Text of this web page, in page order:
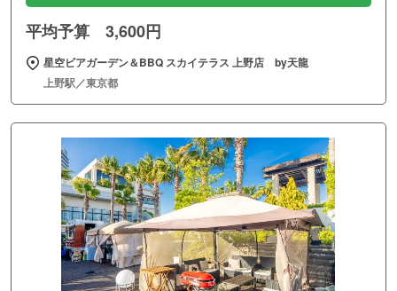
平均予算 3,600円
星空ビアガーデン＆BBQ スカイテラス 上野店 by天龍
上野駅／東京都